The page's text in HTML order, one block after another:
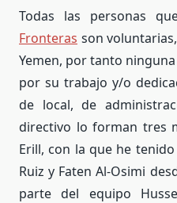
Todas las personas
Fronteras son
Yemen, por tanto
por su trabajo y/o
de local, de
directivo lo forman tres
Erill, con la que he
Ruiz y Faten Al-Osimi
parte del equipo